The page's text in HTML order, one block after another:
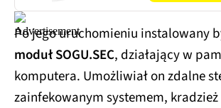
Po jego uruchomieniu instalowany
moduł SOGU.SEC, działający w
komputera. Umożliwiał on zdalne
zainfekowanym systemem,